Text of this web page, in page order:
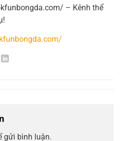
– Kênh thể
gửi bình luận.